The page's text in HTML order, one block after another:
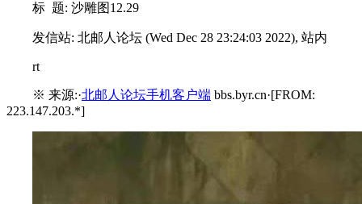
标 题: 沙雕图12.29
发信站: 北邮人论坛 (Wed Dec 28 23:24:03 2022), 站内
rt
※ 来源:·北邮人论坛手机客户端 bbs.byr.cn·[FROM:
223.147.203.*]